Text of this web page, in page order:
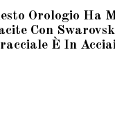
Orologio Ha
Con
È In